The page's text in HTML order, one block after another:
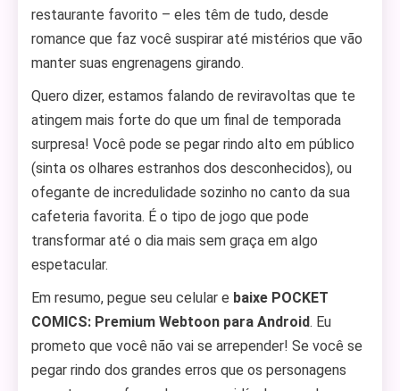
restaurante favorito – eles têm de tudo, desde
romance que faz você suspirar até mistérios que vão
manter suas engrenagens girando.
Quero dizer, estamos falando de reviravoltas que te
atingem mais forte do que um final de temporada
surpresa! Você pode se pegar rindo alto em público
(sinta os olhares estranhos dos desconhecidos), ou
ofegante de incredulidade sozinho no canto da sua
cafeteria favorita. É o tipo de jogo que pode
transformar até o dia mais sem graça em algo
espetacular.
Em resumo, pegue seu celular e baixe POCKET
COMICS: Premium Webtoon para Android. Eu
prometo que você não vai se arrepender! Se você se
pegar rindo dos grandes erros que os personagens